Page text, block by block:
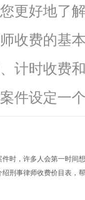
更好地了
收费的基
计时收费
件设定一
时，许多人会第一时间
刑事律师收费价目表，